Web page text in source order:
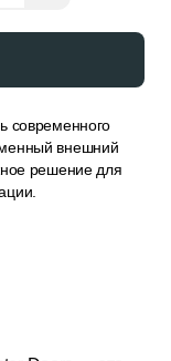
современного
внешний
решение для